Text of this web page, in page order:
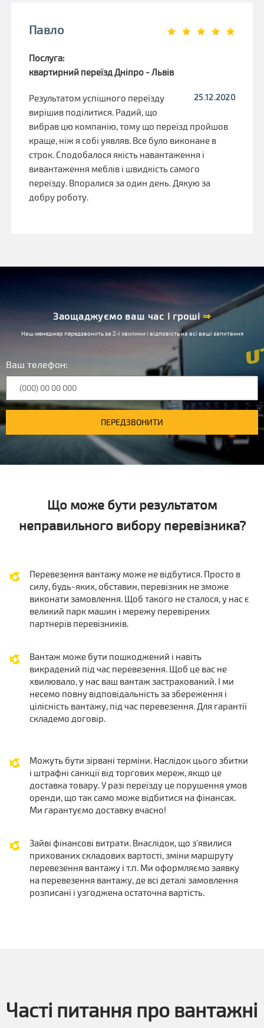
Павло
Послуга:
квартирний переїзд Дніпро - Львів
25.12.2020
Результатом успішного переїзду
вирішив поділитися. Радий, що
вибрав цю компанію, тому що переїзд пройшов
краще, ніж я собі уявляв. Все було виконане в
строк. Сподобалося якість навантаження і
вивантаження меблів і швидкість самого
переїзду. Впоралися за один день. Дякую за
добру роботу.
Заощаджуємо ваш час і гроші⇒
Наш менеджер передзвонить за 2-і хвилини і відповість на всі ваші запитання
Ваш телефон:
ПЕРЕДЗВОНИТИ
Що може бути результатом
неправильного вибору перевізника?
Перевезення вантажу може не відбутися. Просто в
силу, будь-яких, обставин, перевізник не зможе
виконати замовлення. Щоб такого не сталося, у нас є
великий парк машин і мережу перевірених
партнерів перевізників.
Вантаж може бути пошкоджений і навіть
викрадений під час перевезення. Щоб це вас не
хвилювало, у нас ваш вантаж застрахований. І ми
несемо повну відповідальність за збереження і
цілісність вантажу, під час перевезення. Для гарантії
складемо договір.
Можуть бути зірвані терміни. Наслідок цього збитки
і штрафні санкції від торгових мереж, якщо це
доставка товару. У разі переїзду це порушення умов
оренди, що так само може відбитися на фінансах.
Ми гарантуємо доставку вчасно!
Зайві фінансові витрати. Внаслідок, що з'явилися
прихованих складових вартості, зміни маршруту
перевезення вантажу і т.п. Ми оформляємо заявку
на перевезення вантажу, де всі деталі замовлення
розписані і узгоджена остаточна вартість.
Часті питання про вантажні